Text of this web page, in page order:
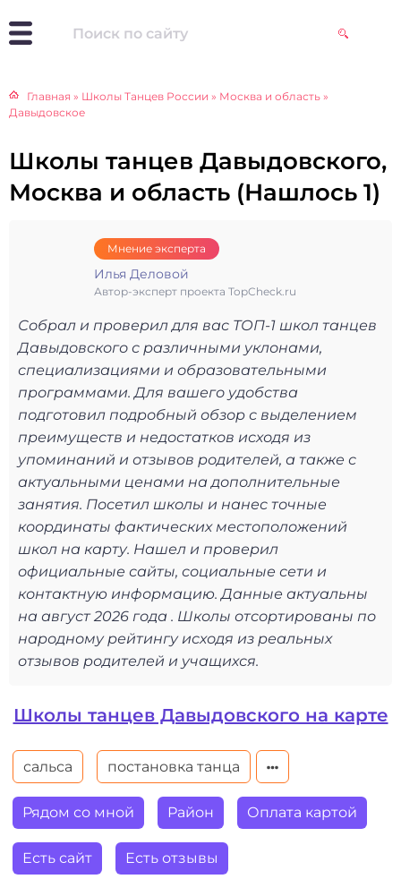
Главная » Школы Танцев России » Москва и область »
Давыдовское
Школы танцев Давыдовского,
Москва и область (Нашлось 1)
Мнение эксперта
Илья Деловой
Автор-эксперт проекта TopCheck.ru
Собрал и проверил для вас ТОП-1 школ танцев
Давыдовского с различными уклонами,
специализациями и образовательными
программами. Для вашего удобства
подготовил подробный обзор с выделением
преимуществ и недостатков исходя из
упоминаний и отзывов родителей, а также с
актуальными ценами на дополнительные
занятия. Посетил школы и нанес точные
координаты фактических местоположений
школ на карту. Нашел и проверил
официальные сайты, социальные сети и
контактную информацию. Данные актуальны
на август 2026 года . Школы отсортированы по
народному рейтингу исходя из реальных
отзывов родителей и учащихся.
Школы танцев Давыдовского на карте
сальса постановка танца
Рядом со мной Район Оплата картой
Есть сайт Есть отзывы